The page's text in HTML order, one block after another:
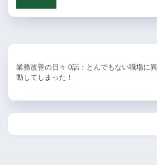
業務改善の日々 0話：とんでもない職場に異
動してしまった！